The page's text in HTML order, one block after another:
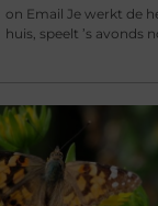
on Email Je werkt de
huis, speelt ’s avonds